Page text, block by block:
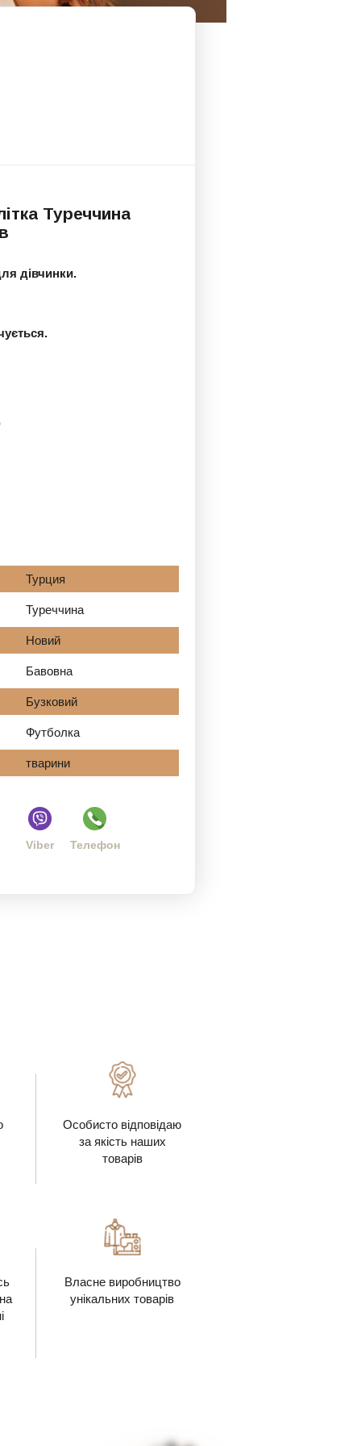
Туреччина
дівчинки.
Турция
Туреччина
Новий
Бавовна
Бузковий
Футболка
тварини
Viber Телефон
Особисто відповідаю
за якість наших
товарів
Власне виробництво
унікальних товарів